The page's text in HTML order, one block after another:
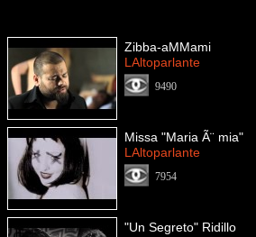
Zibba-aMMami
LAltoparlante
9490
Missa "Maria Ã¨ mia"
LAltoparlante
7954
"Un Segreto" Ridillo